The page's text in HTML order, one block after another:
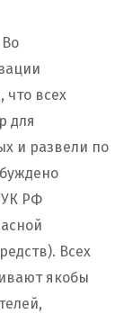
Во
что всех
для
и развели по
УК РФ
Всех
якобы